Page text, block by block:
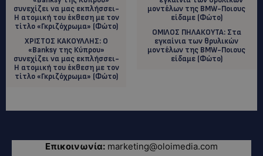
ΧΡΙΣΤΟΣ ΚΑΚΟΥΛΛΗΣ: O
«Banksy της Κύπρου»
συνεχίζει να μας εκπλήσσει-
Η ατομική του έκθεση με τον
τίτλο «Γκριζόχρωμα» (Φώτο)
OMIΛΟΣ ΠΗΛΑΚΟΥΤΑ: Στα
εγκαίνια των θρυλικών
μοντέλων της BMW-Ποιους
είδαμε (Φώτο)
Επικοινωνία: marketing@oloimedia.com